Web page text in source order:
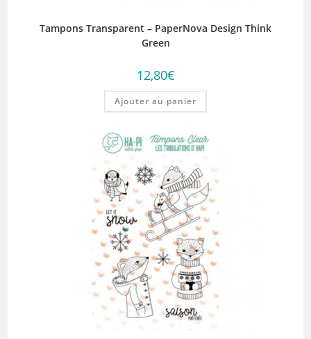
Tampons Transparent – PaperNova Design Think
Green
12,80€
Ajouter au panier